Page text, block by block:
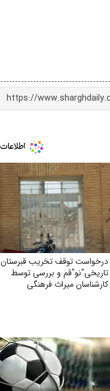
درخواست توقف تخریب قبرستان
تاریخی"نو"قم و بررسی توسط
کارشناسان میراث فرهنگی